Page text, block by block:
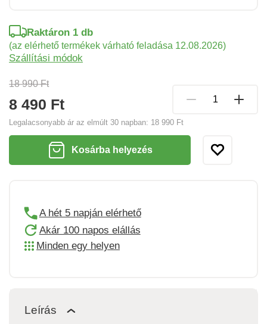
18 990 Ft
8 490 Ft
Legalacsonyabb ár az elmúlt 30 napban: 18 990 Ft
Raktáron 1 db
(az elérhető termékek várható feladása 12.08.2026)
Szállítási módok
Kosárba helyezés
A hét 5 napján elérhető
Akár 100 napos elállás
Minden egy helyen
Leírás